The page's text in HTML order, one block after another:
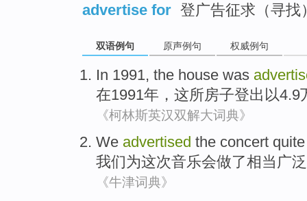
advertise for 登广告征求（寻找
双语例句 原声例句 权威例句
In 1991, the house was
在1991年， 这所房子登出 以4.9
《柯林斯英汉双解大词典》
We advertised the concert quite
我们为这次音乐会做了相当 广
《牛津词典》